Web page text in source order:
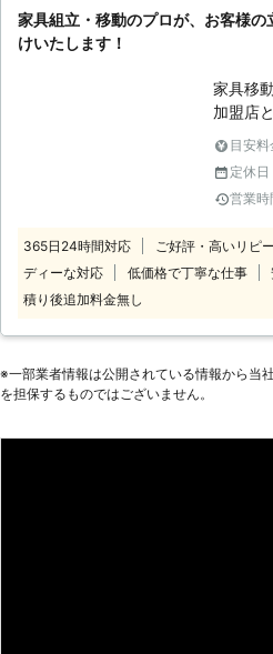
家具組立・移動のプロが、お客様
けいたします！
家具移
加盟店
方にお
いたします。 コール
時間
けてい
話ください。 コールセ
ッフが
ほしい
立がう
立110番を
目安料
定休日
営業時
365日24時間対応 ご好評・高いリピ
ディーな対応
低価格で丁寧な仕事
積り後追加料金無し
※⼀部業者情報は公開されている情報から当
を担保するものではございません。